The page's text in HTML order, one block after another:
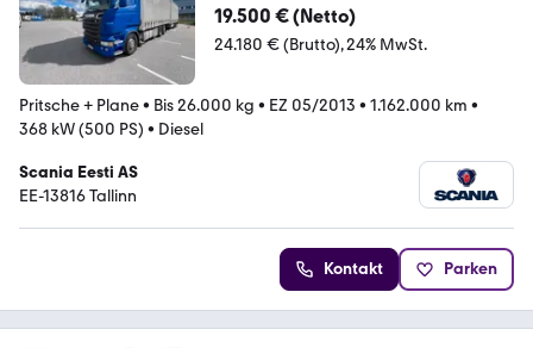
19.500 € (Netto)
24.180 € (Brutto) 24% MwSt.
Pritsche + Plane• Bis 26.000 kg • EZ 05/2013 • 1.162.000 km •
368 kW (500 PS) • Diesel
Scania Eesti AS
EE-13816 Tallinn
Kontakt Parken